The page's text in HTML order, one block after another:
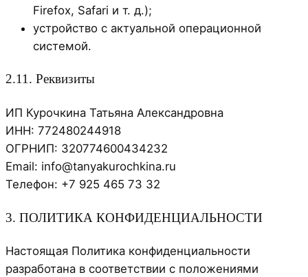
Firefox, Safari и т. д.);
устройство с актуальной операционной
системой.
2.11. Реквизиты
ИП Курочкина Татьяна Александровна
ИНН: 772480244918
ОГРНИП: 320774600434232
Email: info@tanyakurochkina.ru
Телефон: +7 925 465 73 32
3. ПОЛИТИКА КОНФИДЕНЦИАЛЬНОСТИ
Настоящая Политика конфиденциальности
разработана в соответствии с положениями